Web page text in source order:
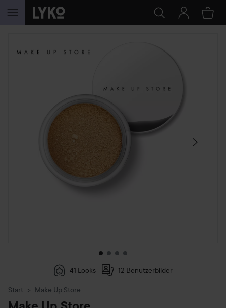
WEITER ZU INHALT
41 Looks 12 Benutzerbilder
Start Make Up Store